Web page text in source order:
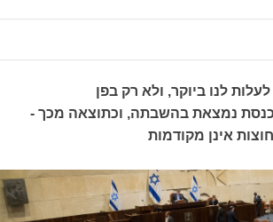
לנו ביוקר, ולא רק בפן
נמצאת בהשבתה, וכתוצאה מכך -
אינן מקודמות